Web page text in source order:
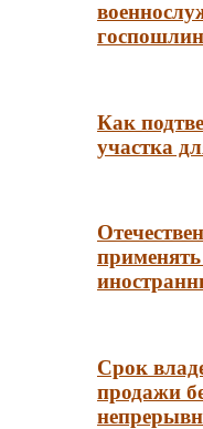
Как
участка
Срок
продажи